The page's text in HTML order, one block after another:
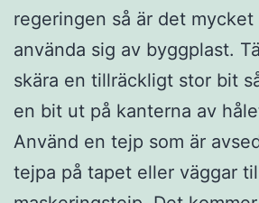
regeringen så är det
använda sig av byggplast.
skära en tillräckligt stor bit
en bit ut på kanterna av
Använd en tejp som är
tejpa på tapet eller väggar